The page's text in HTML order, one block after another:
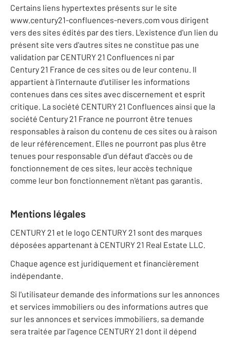
Certains liens hypertextes présents sur le site
www.century21-confluences-nevers.com vous dirigent
vers des sites édités par des tiers. L'existence d'un lien du
présent site vers d'autres sites ne constitue pas une
validation par CENTURY 21 Confluences ni par
Century 21 France de ces sites ou de leur contenu. Il
appartient à l'internaute d'utiliser les informations
contenues dans ces sites avec discernement et esprit
critique. La société CENTURY 21 Confluences ainsi que la
société Century 21 France ne pourront être tenues
responsables à raison du contenu de ces sites ou à raison
de leur référencement. Elles ne pourront pas plus être
tenues pour responsable d'un défaut d'accès ou de
fonctionnement de ces sites, leur accès technique
comme leur bon fonctionnement n'étant pas garantis.
Mentions légales
CENTURY 21 et le logo CENTURY 21 sont des marques
déposées appartenant à CENTURY 21 Real Estate LLC.
Chaque agence est juridiquement et financièrement
indépendante.
Si l'utilisateur demande des informations sur les annonces
et services immobiliers ou des informations autres que
sur les annonces et services immobiliers, sa demande
sera traitée par l'agence CENTURY 21 dont il dépend